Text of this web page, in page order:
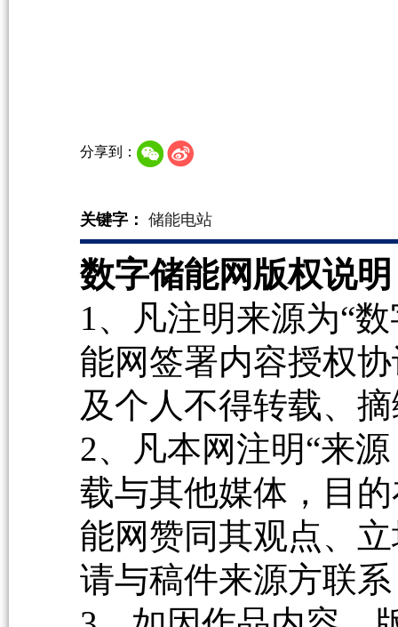
分享到：
关键字： 储能电站
数字储能网版权说
1、凡注明来源为“
能网签署内容授权
及个人不得转载、
2、凡本网注明“来
载与其他媒体，目
能网赞同其观点、
请与稿件来源方联